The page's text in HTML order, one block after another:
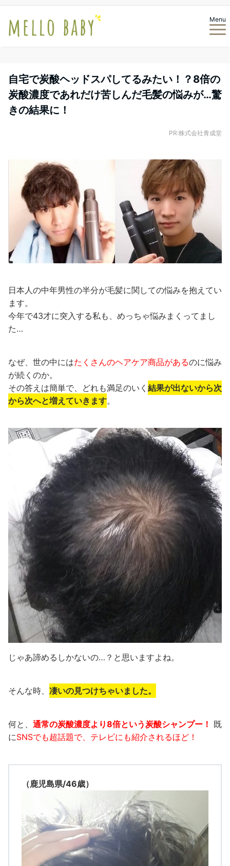
Menu
自宅で炭酸ヘッドスパしてるみたい！？8倍の
炭酸濃度であれだけ苦しんだ毛髪の悩みが…驚
きの結果に！
PR:株式会社青成堂
日本人の中年男性の半分が毛髪に関しての悩みを抱えてい
ます。
今年で43才に突入する私も、めっちゃ悩みまくってまし
た…
なぜ、世の中にはたくさんのヘアケア商品があるのに悩み
が続くのか。
その答えは簡単で、どれも満足のいく 結果が出ないから次
から次へと増えていきます。
じゃあ諦めるしかないの…？と思いますよね。
そんな時、 凄いの見つけちゃいました。
何と、 通常の炭酸濃度より8倍という炭酸シャンプー ！ 既
にSNSでも超話題で、テレビにも紹介されるほど！
（鹿児島県/46歳）